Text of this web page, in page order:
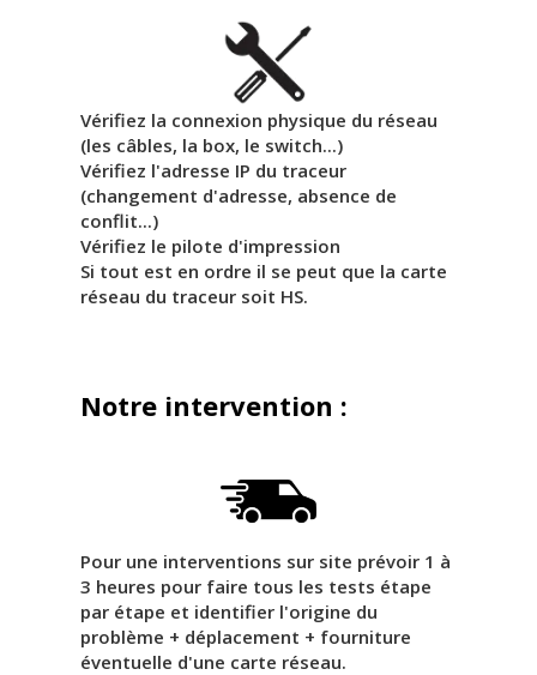
Vérifiez la connexion physique du réseau
(les câbles, la box, le switch...)
Vérifiez l'adresse IP du traceur
(changement d'adresse, absence de
conflit...)
Vérifiez le pilote d'impression
Si tout est en ordre il se peut que la carte
réseau du traceur soit HS.
Notre intervention :
Pour une interventions sur site prévoir 1 à
3 heures pour faire tous les tests étape
par étape et identifier l'origine du
problème + déplacement + fourniture
éventuelle d'une carte réseau.